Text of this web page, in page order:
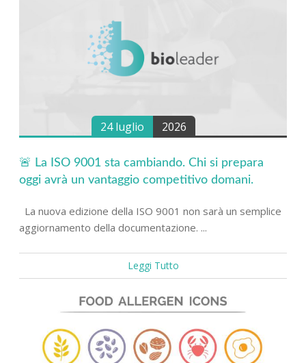
24 luglio 2026
🚨 La ISO 9001 sta cambiando. Chi si prepara
oggi avrà un vantaggio competitivo domani.
La nuova edizione della ISO 9001 non sarà un semplice
aggiornamento della documentazione. ...
Leggi Tutto